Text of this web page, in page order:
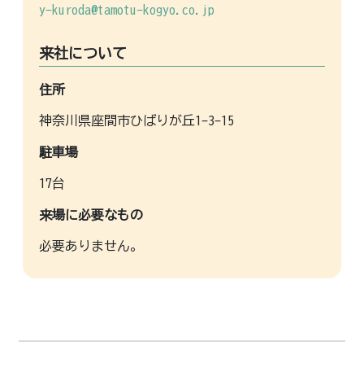
y-kuroda@tamotu-kogyo.co.jp
来社について
住所
神奈川県座間市ひばりが丘1-3-15
駐車場
17台
来場に必要なもの
必要ありません。